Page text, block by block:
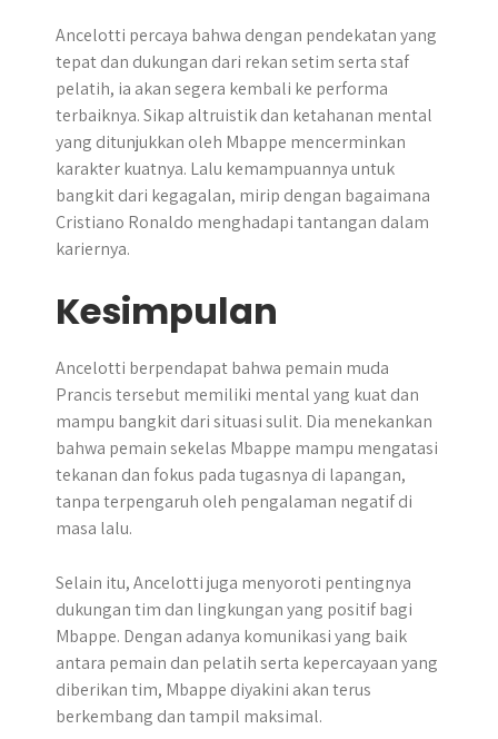
Ancelotti percaya bahwa dengan pendekatan yang
tepat dan dukungan dari rekan setim serta staf
pelatih, ia akan segera kembali ke performa
terbaiknya. Sikap altruistik dan ketahanan mental
yang ditunjukkan oleh Mbappe mencerminkan
karakter kuatnya. Lalu kemampuannya untuk
bangkit dari kegagalan, mirip dengan bagaimana
Cristiano Ronaldo menghadapi tantangan dalam
kariernya.
Kesimpulan
Ancelotti berpendapat bahwa pemain muda
Prancis tersebut memiliki mental yang kuat dan
mampu bangkit dari situasi sulit. Dia menekankan
bahwa pemain sekelas Mbappe mampu mengatasi
tekanan dan fokus pada tugasnya di lapangan,
tanpa terpengaruh oleh pengalaman negatif di
masa lalu.
Selain itu, Ancelotti juga menyoroti pentingnya
dukungan tim dan lingkungan yang positif bagi
Mbappe. Dengan adanya komunikasi yang baik
antara pemain dan pelatih serta kepercayaan yang
diberikan tim, Mbappe diyakini akan terus
berkembang dan tampil maksimal.